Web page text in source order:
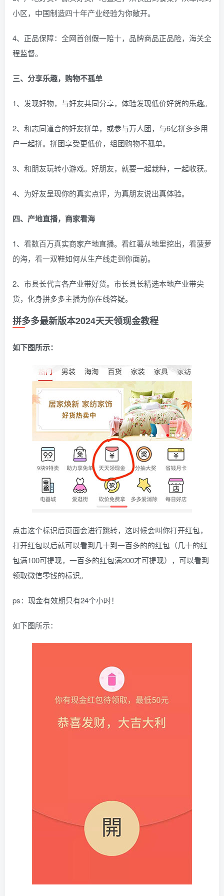
小区，中国制造四十年产业经验为你敞开。
4、正品保障：全网首创假一赔十，品牌商品正品险，海关全
程监督。
三、分享乐趣，购物不孤单
1、发现好物，与好友共同分享，体验发现低价好货的乐趣。
2、和志同道合的好友拼单，或参与万人团，与6亿拼多多用
户一起拼。拼团享受更低价，组团购物不孤单。
3、和朋友玩转小游戏。好朋友，就要一起栽种，一起收获。
4、为好友呈现你的真实点评，为真朋友说出真体验。
四、产地直播，商家看海
1、看数百万真实商家产地直播。看红薯从地里挖出，看菠萝
的海，看一双鞋如何从生产线走到你面前。
2、市县长代言各产业带好货。市长县长精选本地产业带尖
货，化身拼多多主播为你在线答疑。
拼多多最新版本2024天天领现金教程
如下图所示：
点击这个标识后页面会进行跳转，这时候会叫你打开红包，
打开红包以后就可以看到几十到一百多的的红包（几十的红
包满100可提现，一百多的红包满200才可提现），可以看到
领取微信零钱的标识。
ps：现金有效期只有24个小时！
如下图所示：